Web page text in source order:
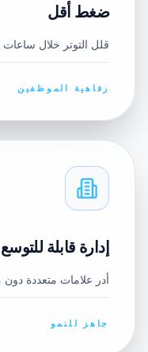
ضغط أقل
قلل التوتر خلال ساعات
رفاهية الموظفين
إدارة قابلة للتوسع
أدر علامات متعددة
جاهز للنمو